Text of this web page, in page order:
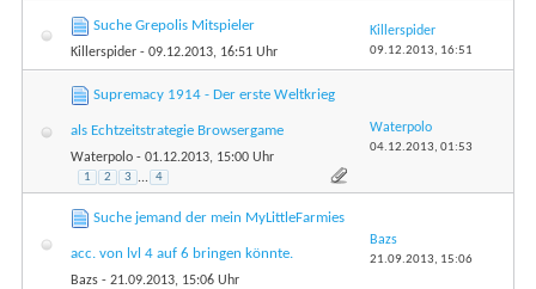
Suche Grepolis Mitspieler
Killerspider - 09.12.2013, 16:51 Uhr
Killerspider
09.12.2013, 16:51
Supremacy 1914 - Der erste Weltkrieg
als Echtzeitstrategie Browsergame
Waterpolo - 01.12.2013, 15:00 Uhr
1 2 3 ... 4
Waterpolo
04.12.2013, 01:53
Suche jemand der mein MyLittleFarmies
acc. von lvl 4 auf 6 bringen könnte.
Bazs - 21.09.2013, 15:06 Uhr
Bazs
21.09.2013, 15:06